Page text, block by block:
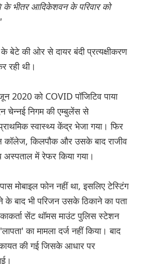
के भीतर आदिकेशवन के परिवार को
की ओर से दायर बंदी प्रत्यक्षीकरण
रही थी।
2020 को COVID पॉजिटिव पाया
चेन्नई निगम की एम्बुलेंस से
स्वास्थ्य केंद्र भेजा गया। फिर
कॉलेज, किलपौक और उसके बाद राजीव
अस्पताल में रेफर किया गया।
मोबाइल फोन नहीं था, इसलिए टेस्टिंग
बाद भी परिजन उसके ठिकाने का पता
सेंट थॉमस माउंट पुलिस स्टेशन
का मामला दर्ज नहीं किया। बाद
की गई जिसके आधार पर